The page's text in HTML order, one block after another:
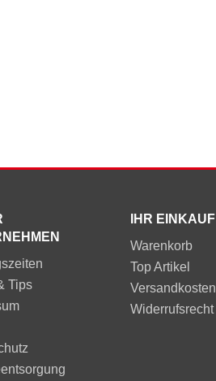
Tips
IHR EINKAUF
Warenkorb
Top Artikel
Versandkosten
Widerrufsrecht